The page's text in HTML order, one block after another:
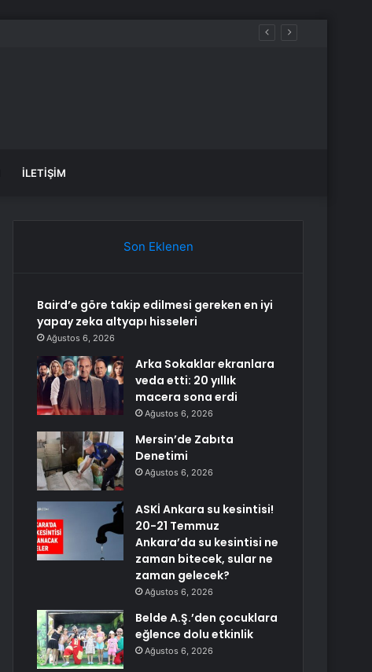
İLETIŞIM
Son Eklenen
Baird’e göre takip edilmesi gereken en iyi
yapay zeka altyapı hisseleri
Ağustos 6, 2026
Arka Sokaklar ekranlara
veda etti: 20 yıllık
macera sona erdi
Ağustos 6, 2026
Mersin’de Zabıta
Denetimi
Ağustos 6, 2026
ASKİ Ankara su kesintisi!
20-21 Temmuz
Ankara’da su kesintisi ne
zaman bitecek, sular ne
zaman gelecek?
Ağustos 6, 2026
Belde A.Ş.’den çocuklara
eğlence dolu etkinlik
Ağustos 6, 2026